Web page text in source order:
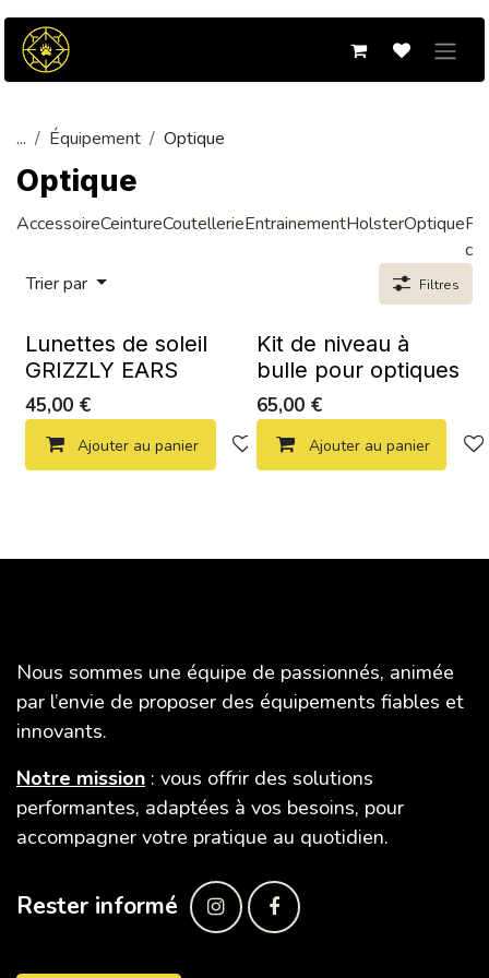
Se rendre au contenu
... Équipement Optique
Optique
AccessoireCeintureCoutellerieEntrainementHolsterOptique
Trier par
Filtres
Lunettes de soleil
GRIZZLY EARS
45,00 €
Ajouter au panier Ajouter à la liste de souhaits
Kit de niveau à
bulle pour optiques
65,00€
Ajouter au panier
Nous sommes une équipe de passionnés, animée
par l’envie de proposer des équipements fiables et
innovants.
Notre mission : vous offrir des solutions
performantes, adaptées à vos besoins, pour
accompagner votre pratique au quotidien.
Rester informé